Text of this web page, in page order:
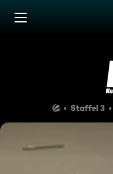
Zum Inhalt
Staffel 3